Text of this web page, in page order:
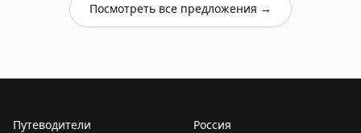
Посмотреть все предложения →
Путеводители
Россия